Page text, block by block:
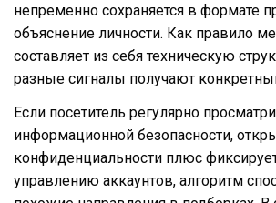
непременно сохраняется в формате
объяснение личности. Как правило
составляет из себя техническую
разные сигналы получают
Если посетитель регулярно
информационной безопасности,
конфиденциальности плюс
управлению аккаунтов, алгоритм